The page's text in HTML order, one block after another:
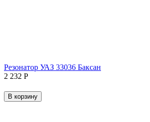
Резонатор УАЗ 33036 Баксан
2 232 Р
В корзину